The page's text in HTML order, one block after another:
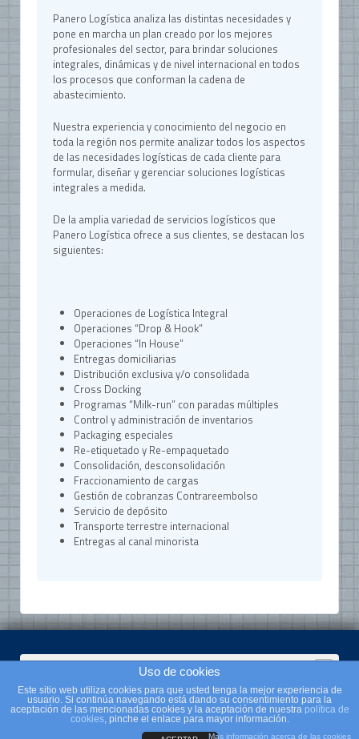
Uso de cookies
Este sitio web utiliza cookies para que usted tenga la mejor experiencia de
usuario. Si continúa navegando está dando su consentimiento para la
aceptación de las mencionadas cookies y la aceptación de nuestra política de
cookies, pinche el enlace para mayor información.
Mas información acerca de las cookies
Panero Logística analiza las distintas necesidades y
pone en marcha un plan creado por los mejores
profesionales del sector, para brindar soluciones
integrales, dinámicas y de nivel internacional en todos
los procesos que conforman la cadena de
abastecimiento.
Nuestra experiencia y conocimiento del negocio en
toda la región nos permite analizar todos los aspectos
de las necesidades logísticas de cada cliente para
formular, diseñar y gerenciar soluciones logísticas
integrales a medida.
De la amplia variedad de servicios logísticos que
Panero Logística ofrece a sus clientes, se destacan los
siguientes:
Operaciones de Logística Integral
Operaciones “Drop & Hook”
Operaciones “In House”
Entregas domiciliarias
Distribución exclusiva y/o consolidada
Cross Docking
Programas “Milk-run” con paradas múltiples
Control y administración de inventarios
Packaging especiales
Re-etiquetado y Re-empaquetado
Consolidación, desconsolidación
Fraccionamiento de cargas
Gestión de cobranzas Contrareembolso
Servicio de depósito
Transporte terrestre internacional
Entregas al canal minorista
Siguenos en las redes sociales
© 2026Panero Logistica
Volver arriba